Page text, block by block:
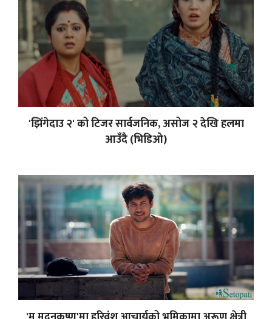
'झिंगेदाउ २' को टिजर सार्वजनिक, असोज २ देखि हलमा
आउँदै (भिडिओ)